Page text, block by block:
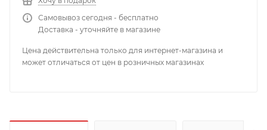
Самовывоз сегодня - бесплатно
Доставка - уточняйте в магазине
Цена действительна только для интернет-магазина и
может отличаться от цен в розничных магазинах